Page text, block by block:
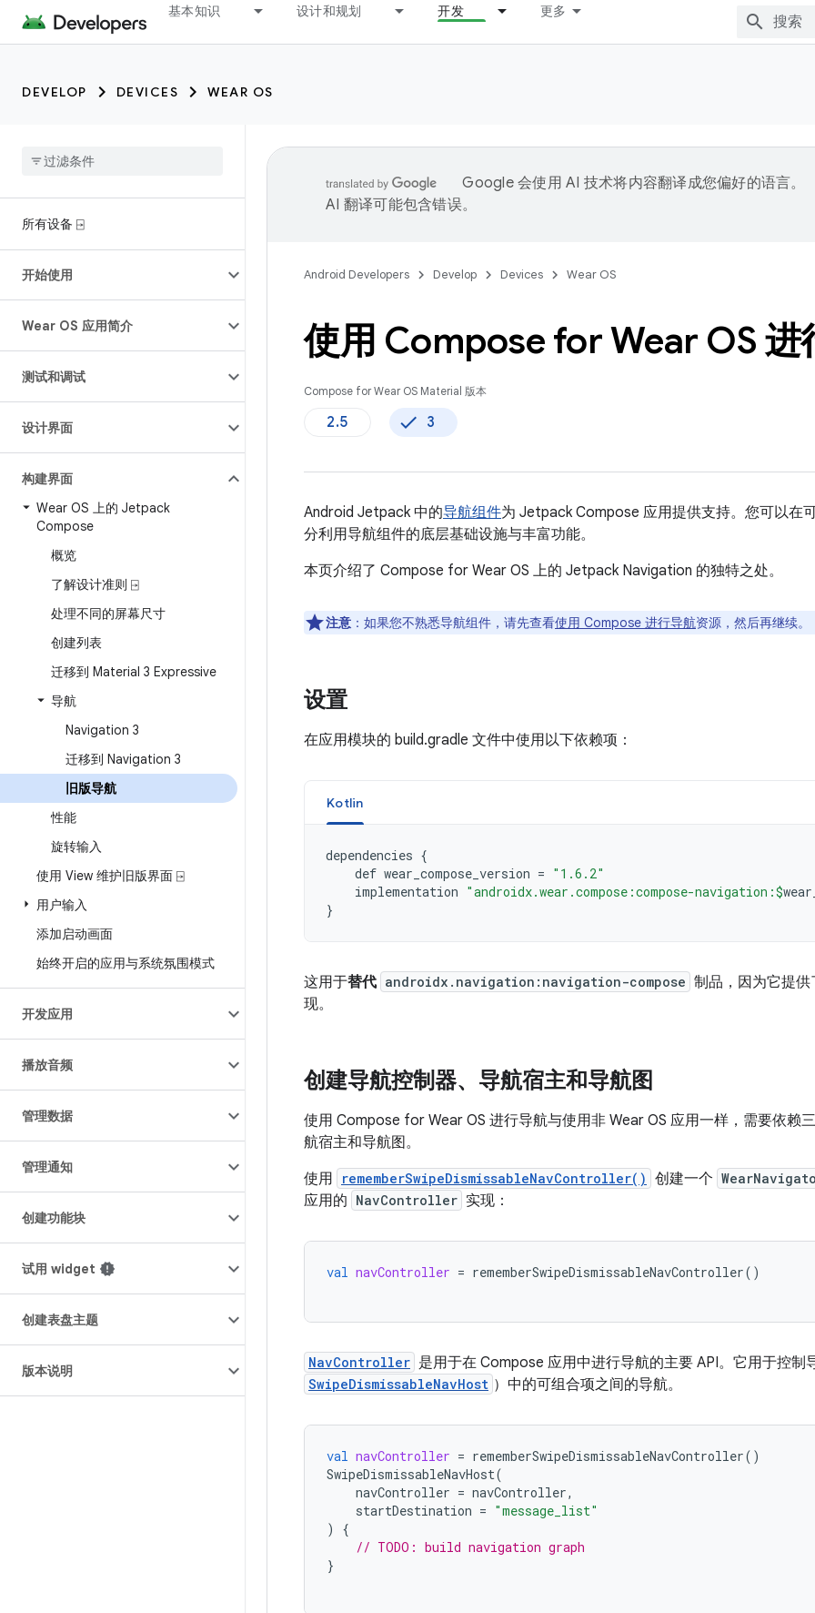
基本知识 设计和规划 开发 更多
DEVELOP DEVICES WEAR OS
所有设备 ⍈
开始使用
Wear OS 应用简介
测试和调试
设计界面
构建界面
Wear OS 上的 Jetpack
Compose
概览
了解设计准则 ⍈
处理不同的屏幕尺寸
创建列表
迁移到 Material 3 Expressive
导航
Navigation 3
迁移到 Navigation 3
旧版导航
性能
旋转输入
使用 View 维护旧版界面 ⍈
用户输入
添加启动画面
始终开启的应用与系统氛围模式
开发应用
播放音频
管理数据
管理通知
创建功能块
试用 widget
创建表盘主题
版本说明
Google 会使用 AI 技术将内容翻译成您偏好的语言。
AI 翻译可能包含错误。
Android Developers Develop Devices Wear OS
使用 Compose for Wear OS 进
Compose for Wear OS Material 版本
2.5 3
Android Jetpack 中的导航组件为 Jetpack Compose 应用提供支持。您可以在
分利用导航组件的底层基础设施与丰富功能。
本页介绍了 Compose for Wear OS 上的 Jetpack Navigation 的独特之处。
注意 ：如果您不熟悉导航组件，请先查看使用 Compose 进行导航资源，然后再继续。
设置
在应用模块的 build.gradle 文件中使用以下依赖项：
Kotlin
dependencies {
def wear_compose_version = "1.6.2"
implementation "androidx.wear.compose:compose-navigation:$
}
这用于替代 androidx.navigation:navigation-compose 制品，因为它提供
现。
创建导航控制器、导航宿主和导航图
使用 Compose for Wear OS 进行导航与使用非 Wear OS 应用一样，需要依赖
航宿主和导航图。
使用
rememberSwipeDismissableNavController() 创建一个
应用的 NavController 实现：
val navController = rememberSwipeDismissableNavController()
NavController 是用于在 Compose 应用中进行导航的主要 API。它用于控制
SwipeDismissableNavHost ）中的可组合项之间的导航。
val navController = rememberSwipeDismissableNavController()
SwipeDismissableNavHost(
navController = navController,
startDestination = "message_list"
)
{
// TODO: build navigation graph
}